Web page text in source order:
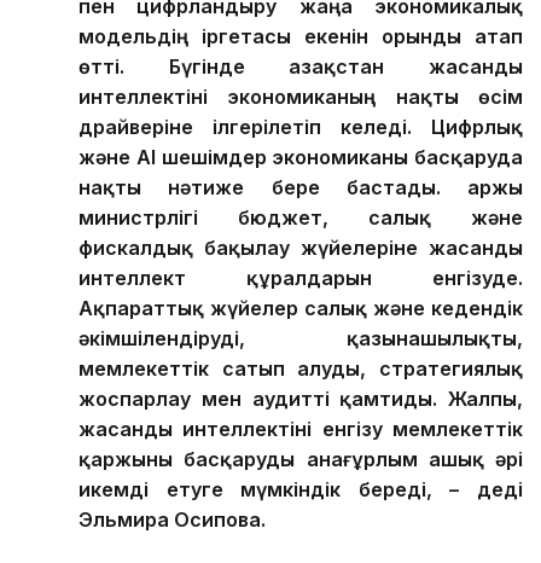
пен цифрландыру жаңа экономикалық
модельдің іргетасы екенін орынды атап
өтті. Бүгінде Қазақстан жасанды
интеллектіні экономиканың нақты өсім
драйверіне ілгерілетіп келеді. Цифрлық
және AI шешімдер экономиканы басқаруда
нақты нәтиже бере бастады. Қаржы
министрлігі бюджет, салық және
фискалдық бақылау жүйелеріне жасанды
интеллект құралдарын енгізуде.
Ақпараттық жүйелер салық және кедендік
әкімшілендіруді, қазынашылықты,
мемлекеттік сатып алуды, стратегиялық
жоспарлау мен аудитті қамтиды. Жалпы,
жасанды интеллектіні енгізу мемлекеттік
қаржыны басқаруды анағұрлым ашық әрі
икемді етуге мүмкіндік береді, – деді
Эльмира Осипова.